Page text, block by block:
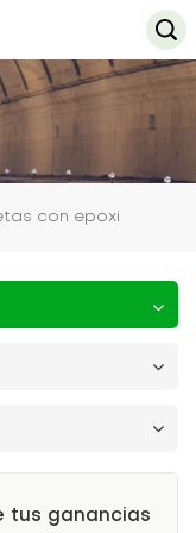
con epoxi
tus ganancias